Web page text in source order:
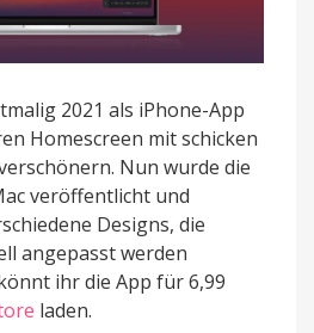
2021 als iPhone-App
Homescreen mit schicken
Nun wurde die
veröffentlicht und
Designs, die
angepasst werden
ihr die App für 6,99
laden.